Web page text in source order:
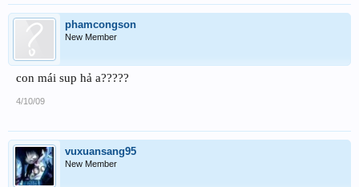
phamcongson
New Member
con mái sup hả a?????
4/10/09
vuxuansang95
New Member